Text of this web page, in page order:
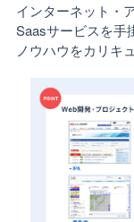
インターネット・
Saasサービスを手
ノウハウをカリキ